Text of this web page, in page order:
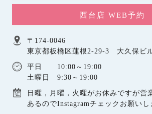
西台店 WEB予約
〒174-0046
東京都板橋区蓮根2-29-3 大久保ビ
平日 10:00～19:00
土曜日 9:30～19:00
日曜，月曜，火曜がお休みですが営
あるのでInstagramチェックお願いし